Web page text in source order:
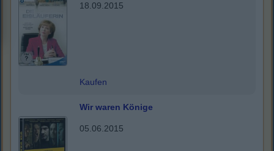
18.09.2015
Kaufen
Wir waren Könige
05.06.2015